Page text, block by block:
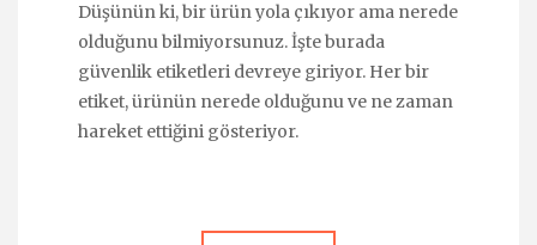
Düşünün ki, bir ürün yola çıkıyor ama nerede
olduğunu bilmiyorsunuz. İşte burada
güvenlik etiketleri devreye giriyor. Her bir
etiket, ürünün nerede olduğunu ve ne zaman
hareket ettiğini gösteriyor.